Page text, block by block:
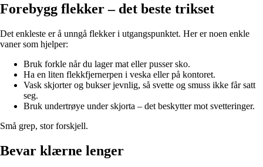
Forebygg flekker – det beste trikset
Det enkleste er å unngå flekker i utgangspunktet. Her er noen enkle
vaner som hjelper:
Bruk forkle når du lager mat eller pusser sko.
Ha en liten flekkfjernerpen i veska eller på kontoret.
Vask skjorter og bukser jevnlig, så svette og smuss ikke får satt
seg.
Bruk undertrøye under skjorta – det beskytter mot svetteringer.
Små grep, stor forskjell.
Bevar klærne lenger